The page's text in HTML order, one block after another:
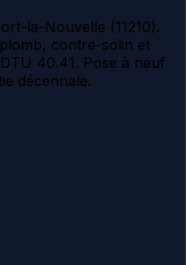
la-Nouvelle (11210).
contre-solin et
40.41. Pose à neuf
décennale.